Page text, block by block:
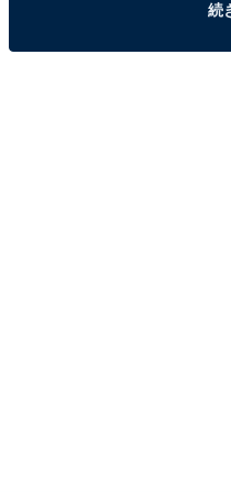
そのほかにも注目の商品
続